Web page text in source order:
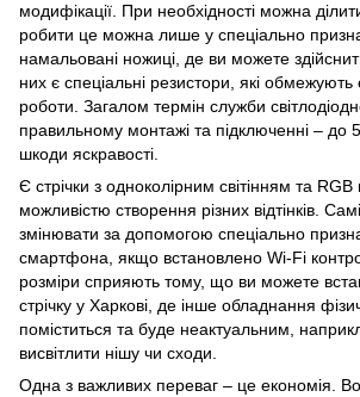
модифікації. При необхідності можна
робити це можна лише у спеціально
намальовані ножиці, де ви можете
них є спеціальні резистори, які
роботи. Загалом термін служби
правильному монтажі та підключенні – до
шкоди яскравості.
Є стрічки з одноколірним світінням та RGB
можливістю створення різних відтінків.
змінювати за допомогою спеціально
смартфона, якщо встановлено Wi-Fi
розміри сприяють тому, що ви можете
стрічку у Харкові, де інше обладнання
поміститься та буде неактуальним,
висвітлити нішу чи сходи.
Одна з важливих переваг – це економія.